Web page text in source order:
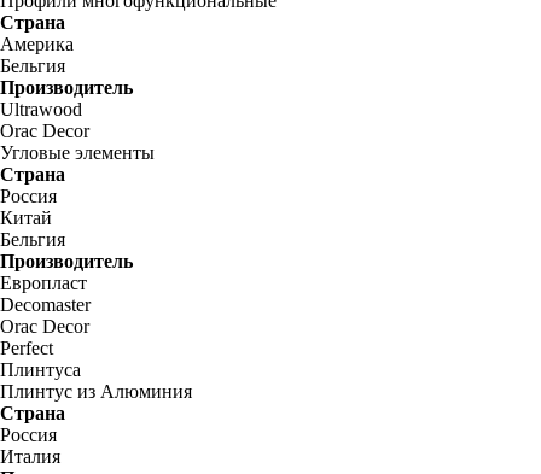
Страна
Америка
Бельгия
Производитель
Ultrawood
Orac Decor
Угловые элементы
Страна
Россия
Китай
Бельгия
Производитель
Европласт
Decomaster
Orac Decor
Perfect
Плинтуса
Плинтус из Алюминия
Страна
Россия
Италия